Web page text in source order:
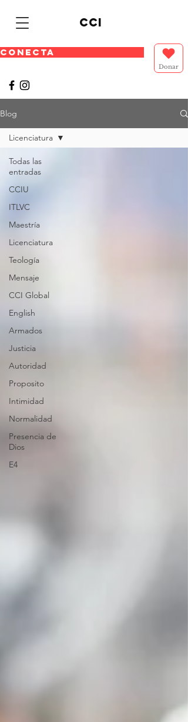
cci
CONECTA
Donar
Blog
Todas las
entradas
CCIU
ITLVC
Maestría
Licenciatura
Teología
Mensaje
CCI Global
English
Armados
Justicia
Autoridad
Proposito
Intimidad
Normalidad
Presencia de
Dios
E4
Licenciatura